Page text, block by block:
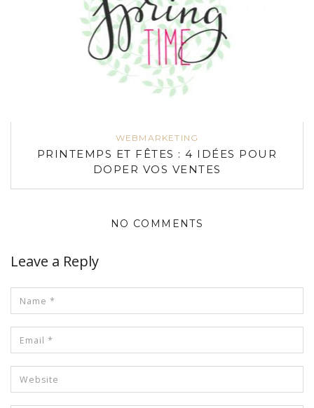
WEBMARKETING
PRINTEMPS ET FÊTES : 4 IDÉES POUR
DOPER VOS VENTES
NO COMMENTS
Leave a Reply